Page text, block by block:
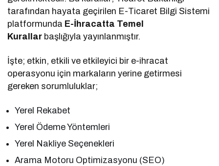
tarafından hayata geçirilen E-Ticaret Bilgi Sistemi
platformunda E-İhracatta Temel
Kurallar başlığıyla yayınlanmıştır.
İşte; etkin, etkili ve etkileyici bir e-ihracat
operasyonu için markaların yerine getirmesi
gereken sorumluluklar;
Yerel Rekabet
Yerel Ödeme Yöntemleri
Yerel Nakliye Seçenekleri
Arama Motoru Optimizasyonu (SEO)